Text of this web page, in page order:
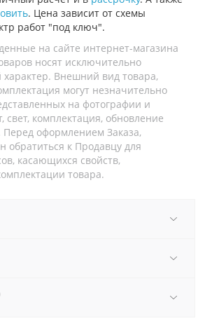
. Цена зависит от схемы
работ "под ключ".
на сайте интернет-магазина
носят исключительно
Внешний вид товара,
могут незначительно
на фотографии и
свет, комплектация, обновление
Перед оформлением Заказа,
обратиться к Продавцу для
касающихся свойств,
товара.